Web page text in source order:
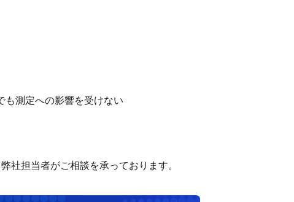
も測定への影響を受けない
社担当者がご相談を承っております。